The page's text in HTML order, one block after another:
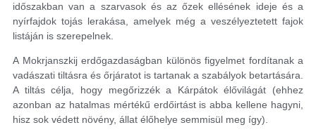
időszakban van a szarvasok és az őzek ellésének ideje és a
nyírfajdok tojás lerakása, amelyek még a veszélyeztetett fajok
listáján is szerepelnek.
A Mokrjanszkij erdőgazdaságban különös figyelmet fordítanak a
vadászati tiltásra és őrjáratot is tartanak a szabályok betartására.
A tiltás célja, hogy megőrizzék a Kárpátok élővilágát (ehhez
azonban az hatalmas mértékű erdőirtást is abba kellene hagyni,
hisz sok védett növény, állat élőhelye semmisül meg így).